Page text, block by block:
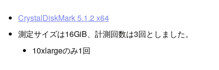
CrystalDiskMark 5.1.2 x64
測定サイズは16GiB、計測回数は3回としました。
10xlargeのみ1回